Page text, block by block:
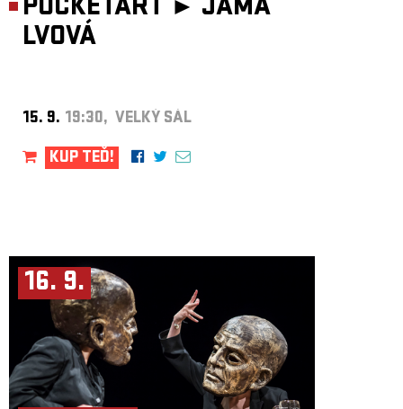
POCKETART ► JÁMA
LVOVÁ
15. 9. 19:30, VELKÝ SÁL
KUP TEĎ!
16. 9.